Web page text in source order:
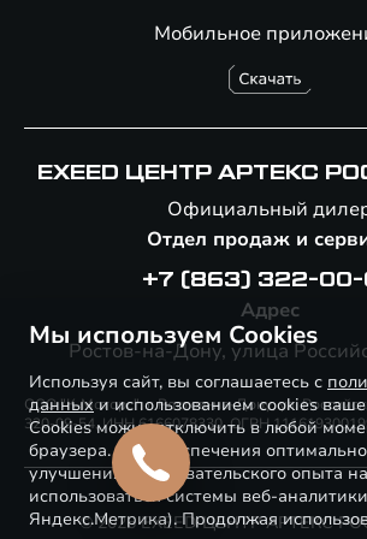
Мобильное
EXEED ЦЕНТР АРТЕКС
Официальный
Отдел продаж и
+7 (863) 322-
Адрес
Ростов-на-Дону, улица
ООО "К-Моторс", г. Ростов-на-Дону, ул.
320-09-54, ИНН 6166078330, ОГРН
© 2026 EXEED ЦЕНТР АРТЕКС
Мы используем Cookies
Используя сайт, вы соглашаетесь с
данныхи использованием cookies
Cookies можно отключить в любой
браузера. Для обеспечения
улучшения пользовательского опыта
использоваться системы веб-
Яндекс.Метрика). Продолжая